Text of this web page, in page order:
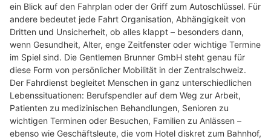
ein Blick auf den Fahrplan oder der Griff zum Autoschlüssel. Für
andere bedeutet jede Fahrt Organisation, Abhängigkeit von
Dritten und Unsicherheit, ob alles klappt – besonders dann,
wenn Gesundheit, Alter, enge Zeitfenster oder wichtige Termine
im Spiel sind. Die Gentlemen Brunner GmbH steht genau für
diese Form von persönlicher Mobilität in der Zentralschweiz.
Der Fahrdienst begleitet Menschen in ganz unterschiedlichen
Lebenssituationen: Berufspendler auf dem Weg zur Arbeit,
Patienten zu medizinischen Behandlungen, Senioren zu
wichtigen Terminen oder Besuchen, Familien zu Anlässen –
ebenso wie Geschäftsleute, die vom Hotel diskret zum Bahnhof,